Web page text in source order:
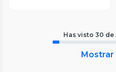
Has visto 30 de
Mostrar